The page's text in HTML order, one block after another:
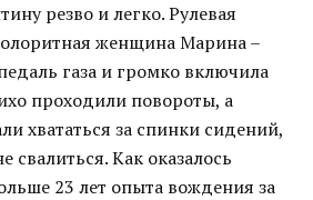
резво и легко. Рулевая
женщина Марина –
газа и громко включила
проходили повороты, а
хвататься за спинки сидений,
свалиться. Как оказалось
23 лет опыта вождения за